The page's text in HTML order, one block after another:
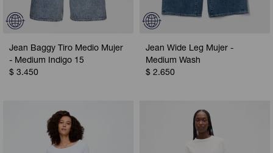
Jean Baggy Tiro Medio Mujer
- Medium Indigo 15
$ 3.450
Jean Wide Leg Mujer -
Medium Wash
$ 2.650